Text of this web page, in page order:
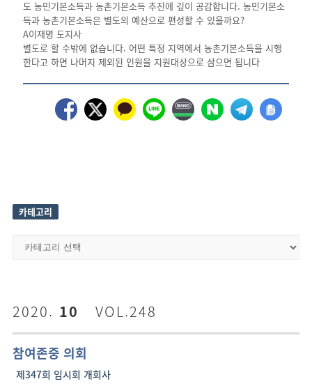
도 농민기본소득과 농촌기본소득 추진에 깊이 공감합니다. 농민기본소
득과 농촌기본소득은 별도의 예산으로 편성할 수 있을까요?
A이재명 도지사
별도로 할 수밖에 없습니다. 어떤 특정 지역에서 농촌기본소득을 시행
한다고 하면 나머지 제외된 인원을 지원대상으로 삼으면 됩니다
카테고리
카
2020. 10 VOL.248
참여존중 의회
제347회 임시회 개회사